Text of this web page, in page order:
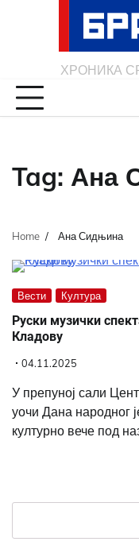
ХРОНИКА
Tag: Ана
Home Ана Сидњина
Вести Култура
Руски музички
Кладову
04.11.2025
У препуној сали
уочи Дана народног
културно вече под